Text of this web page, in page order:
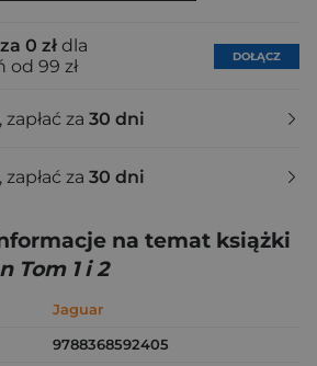
0 zł dla
od 99 zł
DOŁĄCZ
za 30 dni
za 30 dni
na temat książki
Tom 1 i 2
Jaguar
9788368592405